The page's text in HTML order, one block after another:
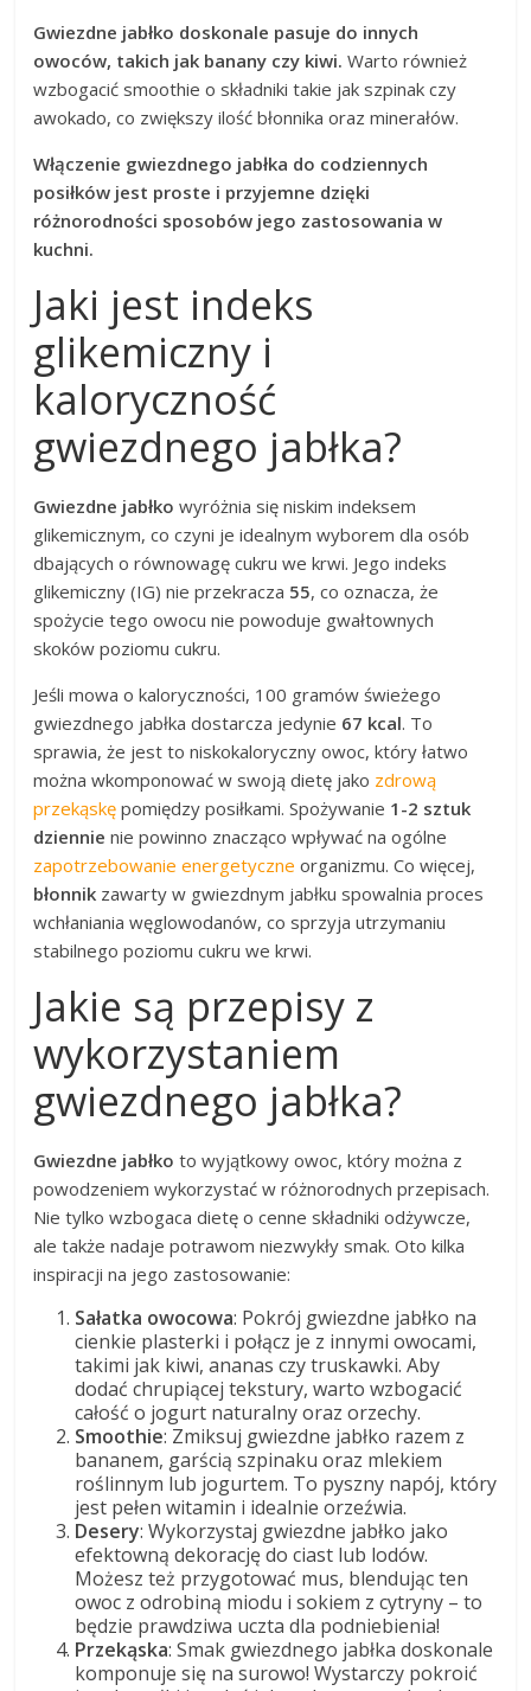
Gwiezdne jabłko doskonale pasuje do innych
owoców, takich jak banany czy kiwi. Warto również
wzbogacić smoothie o składniki takie jak szpinak czy
awokado, co zwiększy ilość błonnika oraz minerałów.
Włączenie gwiezdnego jabłka do codziennych
posiłków jest proste i przyjemne dzięki
różnorodności sposobów jego zastosowania w
kuchni.
Jaki jest indeks
glikemiczny i
kaloryczność
gwiezdnego jabłka?
Gwiezdne jabłko wyróżnia się niskim indeksem
glikemicznym, co czyni je idealnym wyborem dla osób
dbających o równowagę cukru we krwi. Jego indeks
glikemiczny (IG) nie przekracza 55, co oznacza, że
spożycie tego owocu nie powoduje gwałtownych
skoków poziomu cukru.
Jeśli mowa o kaloryczności, 100 gramów świeżego
gwiezdnego jabłka dostarcza jedynie 67 kcal. To
sprawia, że jest to niskokaloryczny owoc, który łatwo
można wkomponować w swoją dietę jako zdrową
przekąskę pomiędzy posiłkami. Spożywanie 1-2 sztuk
dziennie nie powinno znacząco wpływać na ogólne
zapotrzebowanie energetyczne organizmu. Co więcej,
błonnik zawarty w gwiezdnym jabłku spowalnia proces
wchłaniania węglowodanów, co sprzyja utrzymaniu
stabilnego poziomu cukru we krwi.
Jakie są przepisy z
wykorzystaniem
gwiezdnego jabłka?
Gwiezdne jabłko to wyjątkowy owoc, który można z
powodzeniem wykorzystać w różnorodnych przepisach.
Nie tylko wzbogaca dietę o cenne składniki odżywcze,
ale także nadaje potrawom niezwykły smak. Oto kilka
inspiracji na jego zastosowanie:
Sałatka owocowa: Pokrój gwiezdne jabłko na
cienkie plasterki i połącz je z innymi owocami,
takimi jak kiwi, ananas czy truskawki. Aby
dodać chrupiącej tekstury, warto wzbogacić
całość o jogurt naturalny oraz orzechy.
Smoothie: Zmiksuj gwiezdne jabłko razem z
bananem, garścią szpinaku oraz mlekiem
roślinnym lub jogurtem. To pyszny napój, który
jest pełen witamin i idealnie orzeźwia.
Desery: Wykorzystaj gwiezdne jabłko jako
efektowną dekorację do ciast lub lodów.
Możesz też przygotować mus, blendując ten
owoc z odrobiną miodu i sokiem z cytryny – to
będzie prawdziwa uczta dla podniebienia!
Przekąska: Smak gwiezdnego jabłka doskonale
komponuje się na surowo! Wystarczy pokroić